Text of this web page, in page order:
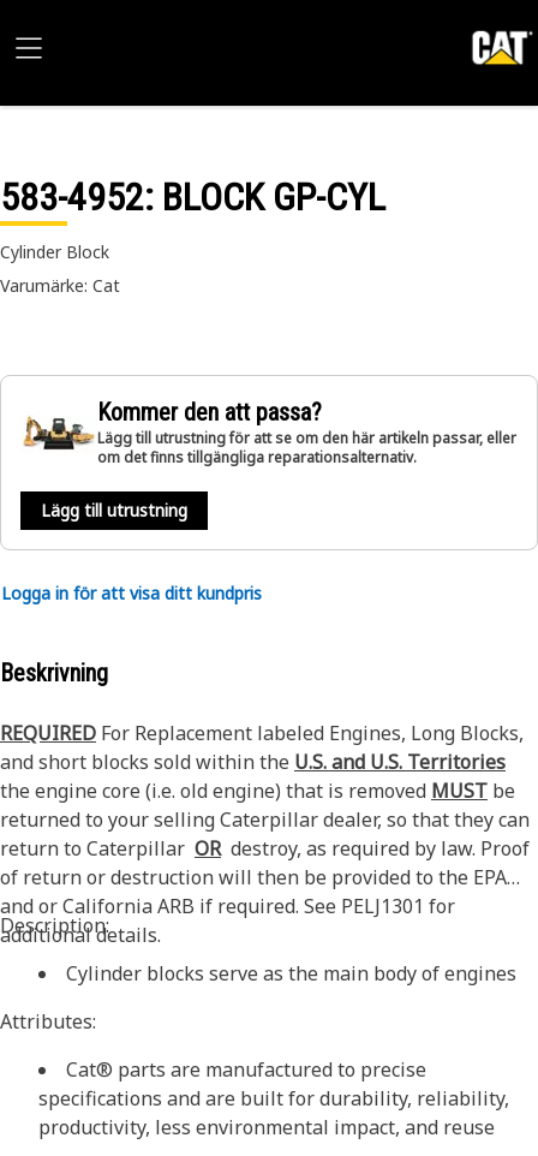
583-4952: BLOCK GP-CYL
Cylinder Block
Varumärke: Cat
Kommer den att passa?
Lägg till utrustning för att se om den här artikeln passar, eller
om det finns tillgängliga reparationsalternativ.
Lägg till utrustning
Logga in för att visa ditt kundpris
Beskrivning
REQUIRED For Replacement labeled Engines, Long Blocks,
and short blocks sold within the U.S. and U.S. Territories
the engine core (i.e. old engine) that is removed MUST be
returned to your selling Caterpillar dealer, so that they can
return to Caterpillar ORdestroy, as required by law. Proof
of return or destruction will then be provided to the EPA
and or California ARB if required. See PELJ1301 for
additional details.
Description:
Cylinder blocks serve as the main body of engines
Attributes:
Cat® parts are manufactured to precise
specifications and are built for durability, reliability,
productivity, less environmental impact, and reuse